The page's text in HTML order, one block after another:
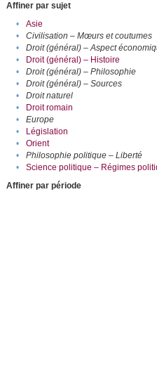
Affiner par sujet
•
Asie
•
Civilisation – Mœurs et coutumes
•
Droit (général) – Aspect
•
Droit (général) – Histoire
•
Droit (général) – Philosophie
•
Droit (général) – Sources
•
Droit naturel
•
Droit romain
•
Europe
•
Législation
•
Orient
•
Philosophie politique – Liberté
•
Science politique – Régimes
Affiner par période